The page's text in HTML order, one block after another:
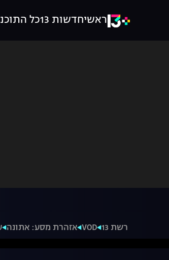
ראשיחדשות 13 כל
רשת 13 VOD אזהרת מסע: אתונה